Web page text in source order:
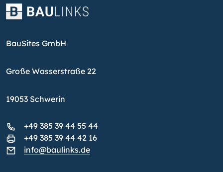
BauSites GmbH
Große Wasserstraße 22
19053 Schwerin
+49 385 39 44 55 44
+49 385 39 44 42 16
info@baulinks.de